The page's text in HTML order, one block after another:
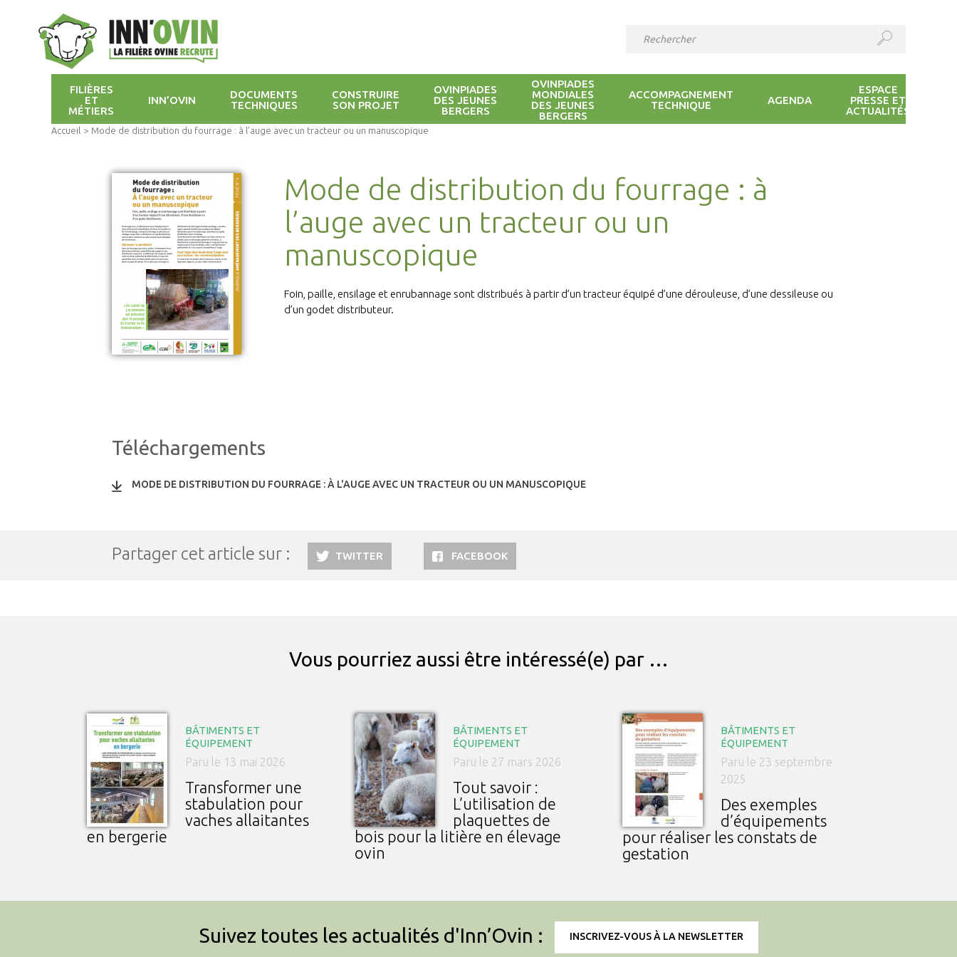
FILIÈRES
ET
MÉTIERS
INN’OVIN
DOCUMENTS
TECHNIQUES
CONSTRUIRE
SON PROJET
OVINPIADES
DES JEUNES
BERGERS
OVINPIADES
MONDIALES
DES JEUNES
BERGERS
ACCOMPAGNEMENT
TECHNIQUE
AGENDA
ESPACE
PRESSE ET
ACTUALITÉS
Accueil > Mode de distribution du fourrage : à l’auge avec un tracteur ou un manuscopique
Mode de distribution du fourrage : à
l’auge avec un tracteur ou un
manuscopique
Foin, paille, ensilage et enrubannage sont distribués à partir d’un tracteur équipé d’une dérouleuse, d’une dessileuse ou
d’un godet distributeur.
Téléchargements
MODE DE DISTRIBUTION DU FOURRAGE : À L'AUGE AVEC UN TRACTEUR OU UN MANUSCOPIQUE
Partager cet article sur : TWITTER FACEBOOK
Vous pourriez aussi être intéressé(e) par …
BÂTIMENTS ET
ÉQUIPEMENT
Paru le 13 mai 2026
Transformer une
stabulation pour
vaches allaitantes
en bergerie
BÂTIMENTS ET
ÉQUIPEMENT
Paru le 27 mars 2026
Tout savoir :
L’utilisation de
plaquettes de
bois pour la litière en élevage
ovin
BÂTIMENTS ET
ÉQUIPEMENT
Paru le 23 septembre
2025
Des exemples
d’équipements
pour réaliser les constats de
gestation
Suivez toutes les actualités d'Inn’Ovin : INSCRIVEZ-VOUS À LA NEWSLETTER